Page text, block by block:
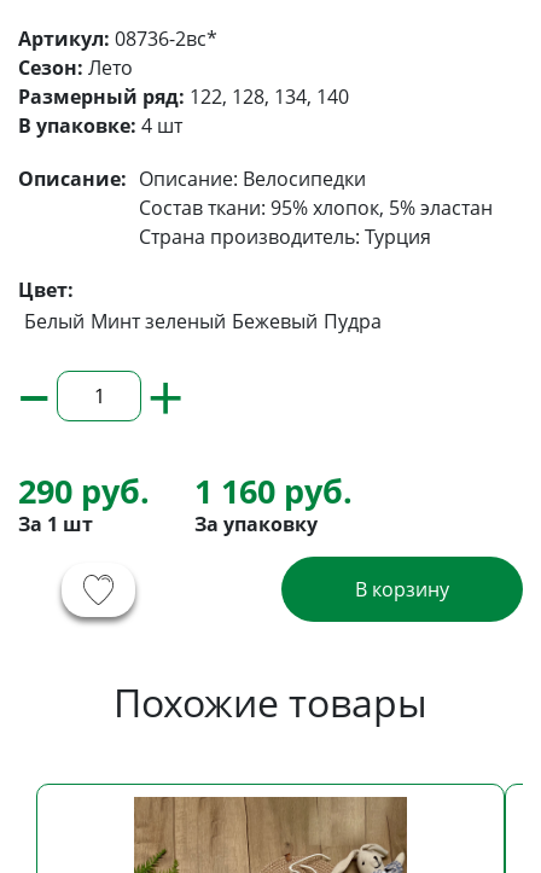
Артикул: 08736-2вс*
Сезон: Лето
Размерный ряд: 122, 128, 134, 140
В упаковке: 4 шт
Описание: Описание: Велосипедки
Состав ткани: 95% хлопок, 5% эластан
Страна производитель: Турция
Цвет:
Белый Минт зеленый Бежевый Пудра
290 руб.
За 1 шт
1 160 руб.
За упаковку
– +
В корзину
Похожие товары